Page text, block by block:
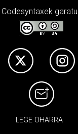
Codesyntaxek
LEGE OHARRA